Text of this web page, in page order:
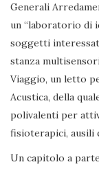
Generali
un “laboratorio di
soggetti
stanza
Viaggio, un letto
Acustica, della
polivalenti per
fisioterapici, ausili
Un capitolo a